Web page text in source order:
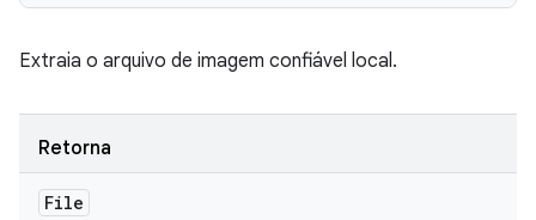
Extraia o arquivo de imagem confiável local.
Retorna
File